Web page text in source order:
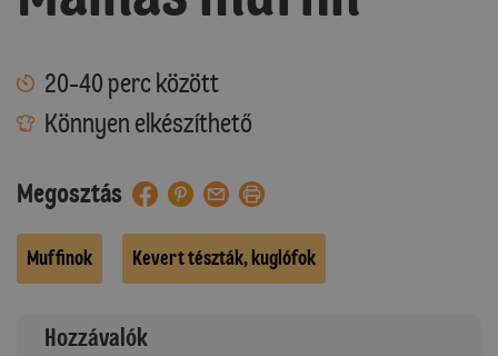
20-40 perc között
Könnyen elkészíthető
Megosztás
Muffinok Kevert tészták, kuglófok
Hozzávalók